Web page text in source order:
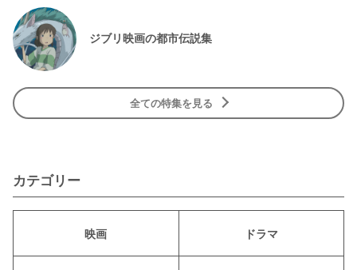
ジブリ映画の都市伝説集
全ての特集を見る
カテゴリー
映画 ドラマ